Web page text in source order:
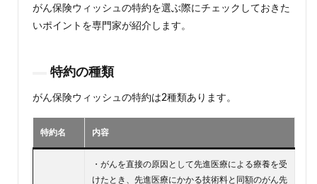
がん保険ウィッシュの特約を選ぶ際にチェックしておきた
いポイントを専門家が紹介します。
特約の種類
がん保険ウィッシュの特約は2種類あります。
特約名 内容
・がんを直接の原因として先進医療による療養を受
けたとき、先進医療にかかる技術料と同額のがん先